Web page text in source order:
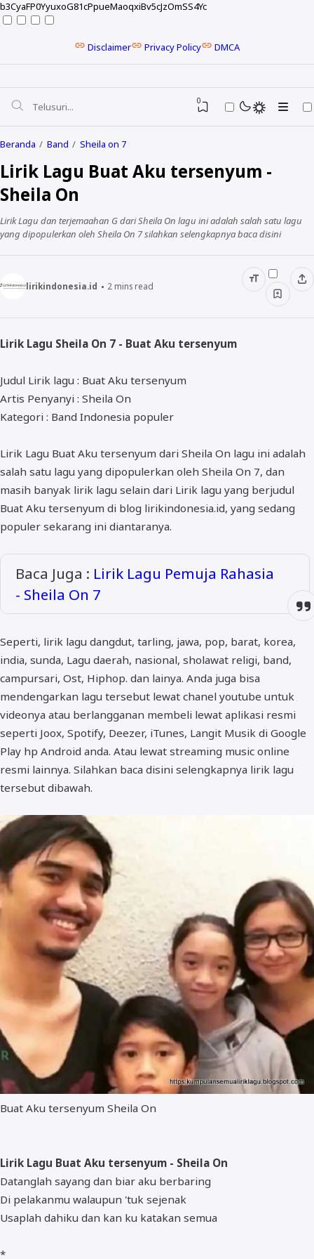
b3CyaFP0YyuxoG81cPpueMaoqxiBv5cJzOmSS4Yc
Disclaimer Privacy Policy DMCA
NELA KARISMA
ALMANAR
RELIGI RAMADHAN
NISA SABYAN
0
Beranda Band Sheila on 7
Lirik Lagu Buat Aku tersenyum -
Sheila On
Lirik Lagu dan terjemaahan G dari Sheila On lagu ini adalah salah satu lagu
yang dipopulerkan oleh Sheila On 7 silahkan selengkapnya baca disini
lirikindonesia.id 2mins read
Lirik Lagu Sheila On 7 - Buat Aku tersenyum
Judul Lirik lagu : Buat Aku tersenyum
Artis Penyanyi : Sheila On
Kategori : Band Indonesia populer
Lirik Lagu Buat Aku tersenyum dari Sheila On lagu ini adalah
salah satu lagu yang dipopulerkan oleh Sheila On 7, dan
masih banyak lirik lagu selain dari Lirik lagu yang berjudul
Buat Aku tersenyum di blog lirikindonesia.id, yang sedang
populer sekarang ini diantaranya.
Baca Juga : Lirik Lagu Pemuja Rahasia
- Sheila On 7
Seperti, lirik lagu dangdut, tarling, jawa, pop, barat, korea,
india, sunda, Lagu daerah, nasional, sholawat religi, band,
campursari, Ost, Hiphop. dan lainya. Anda juga bisa
mendengarkan lagu tersebut lewat chanel youtube untuk
videonya atau berlangganan membeli lewat aplikasi resmi
seperti Joox, Spotify, Deezer, iTunes, Langit Musik di Google
Play hp Android anda. Atau lewat streaming music online
resmi lainnya. Silahkan baca disini selengkapnya lirik lagu
tersebut dibawah.
Buat Aku tersenyum Sheila On
Lirik Lagu Buat Aku tersenyum - Sheila On
Datanglah sayang dan biar aku berbaring
Di pelakanmu walaupun 'tuk sejenak
Usaplah dahiku dan kan ku katakan semua
*